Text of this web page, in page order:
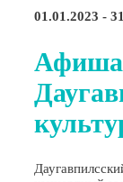
01.01.2023 -
Афиша